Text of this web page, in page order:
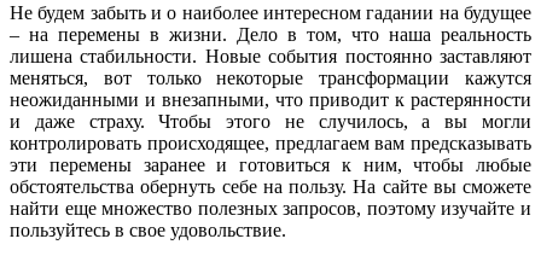
Не будем забыть и о наиболее интересном гадании на будущее
– на перемены в жизни. Дело в том, что наша реальность
лишена стабильности. Новые события постоянно заставляют
меняться, вот только некоторые трансформации кажутся
неожиданными и внезапными, что приводит к растерянности
и даже страху. Чтобы этого не случилось, а вы могли
контролировать происходящее, предлагаем вам предсказывать
эти перемены заранее и готовиться к ним, чтобы любые
обстоятельства обернуть себе на пользу. На сайте вы сможете
найти еще множество полезных запросов, поэтому изучайте и
пользуйтесь в свое удовольствие.